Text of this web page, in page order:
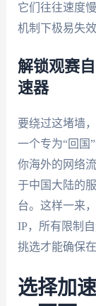
它们往往速度
机制下极易失效
解锁观赛
速器
要绕过这堵墙
一个专为“回国
你海外的网络
于中国大陆的
台。这样一来
IP，所有限制
挑选才能确保
选择加